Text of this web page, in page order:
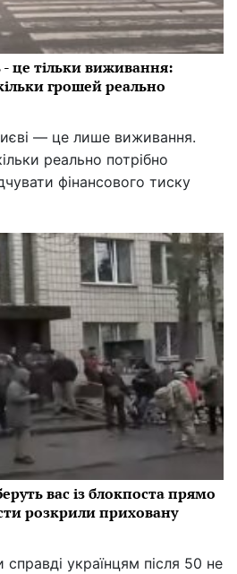
- це тільки виживання:
грошей реально
— це лише виживання.
реально потрібно
фінансового тиску
вас із блокпоста прямо
розкрили приховану
українцям після 50 не